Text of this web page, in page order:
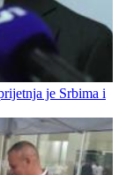
je Srbima i